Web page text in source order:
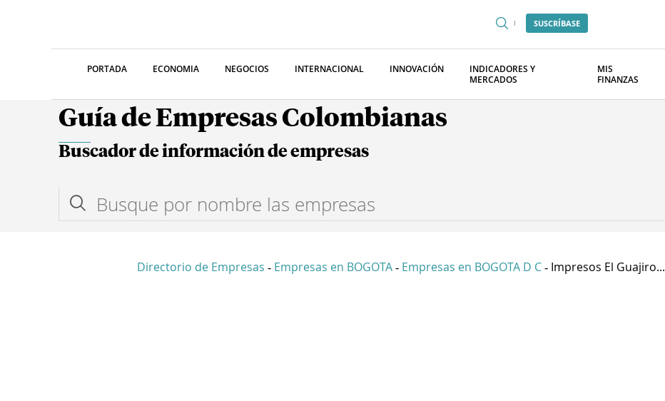
SUSCRÍBASE
PORTADA ECONOMIA NEGOCIOS INTERNACIONAL INNOVACIÓN
INDICADORES Y
MERCADOS
MIS
FINANZAS
Guía de Empresas Colombianas
Buscador de información de empresas
Directorio de Empresas - Empresas en BOGOTA - Empresas en BOGOTA D C - Impresos El Guajiro...